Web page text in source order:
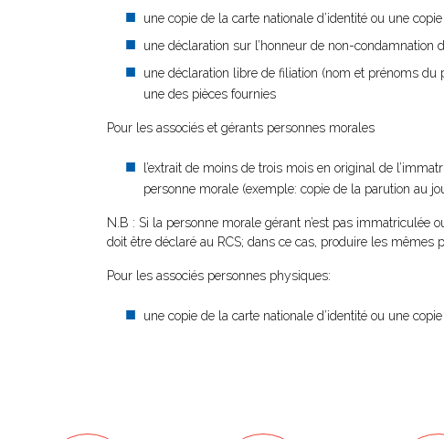
une copie de la carte nationale d’identité ou une
une déclaration sur l’honneur de non-condamnation
une déclaration libre de filiation (nom et prénoms
une des pièces fournies
Pour les associés et gérants personnes morales
l’extrait de moins de trois mois en original de
personne morale (exemple: copie de la parution au
N.B : Si la personne morale gérant n’est pas immatriculée
doit être déclaré au RCS; dans ce cas, produire les
Pour les associés personnes physiques:
une copie de la carte nationale d’identité ou une